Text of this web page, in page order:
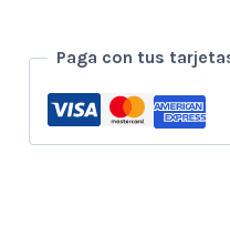
Gamer
Ultra
Wide
Paga con tus